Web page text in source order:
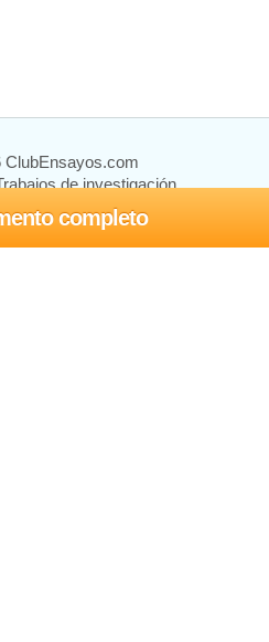
completo
ClubEnsayos.com
de investigación